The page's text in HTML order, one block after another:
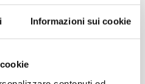
Informazioni sui cookie
Oriente e incontri tra
è stata molto più di una gita. È
modo diverso per vivere
e dagli appuntamenti
idea di fondo: creare relazioni,